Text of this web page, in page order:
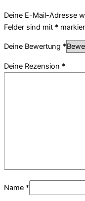
Deine E-Mail-Adresse
Felder sind mit *
Deine Bewertung *
Deine Rezension *
Name *